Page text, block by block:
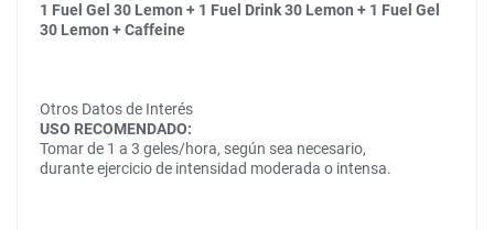
1 Fuel Gel 30 Lemon + 1 Fuel Drink 30 Lemon + 1 Fuel Gel
30 Lemon + Caffeine
Otros Datos de Interés
USO RECOMENDADO:
Tomar de 1 a 3 geles/hora, según sea necesario,
durante ejercicio de intensidad moderada o intensa.